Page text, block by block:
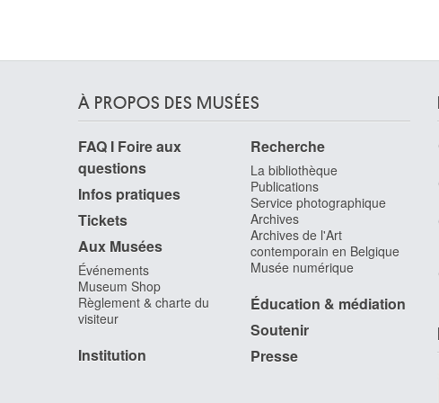
Cantagallina Remigio
(Italie) 1636
Cantré Jozef
Gand 1890 - 1957
Capogrossi Giuseppe
Rome (Italie) 1900 - 1972
Carcan René
Bruxelles 1925 - 1993
Cárdenas Agustín
À PROPOS DES MUSÉES
FAQ I Foire aux
questions
Infos pratiques
Tickets
Aux Musées
Événements
Museum Shop
Règlement & charte du
visiteur
Institution
Recherche
La bibliothèque
Publications
Service photographique
Archives
Archives de l'Art
contemporain en Belgique
Musée numérique
Éducation & médiation
Soutenir
Presse